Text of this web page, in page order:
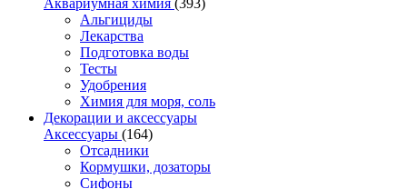
Альгициды
Лекарства
Подготовка воды
Тесты
Удобрения
Химия для моря, соль
Декорации и аксессуары
Аксессуары (164)
Отсадники
Кормушки, дозаторы
Сифоны